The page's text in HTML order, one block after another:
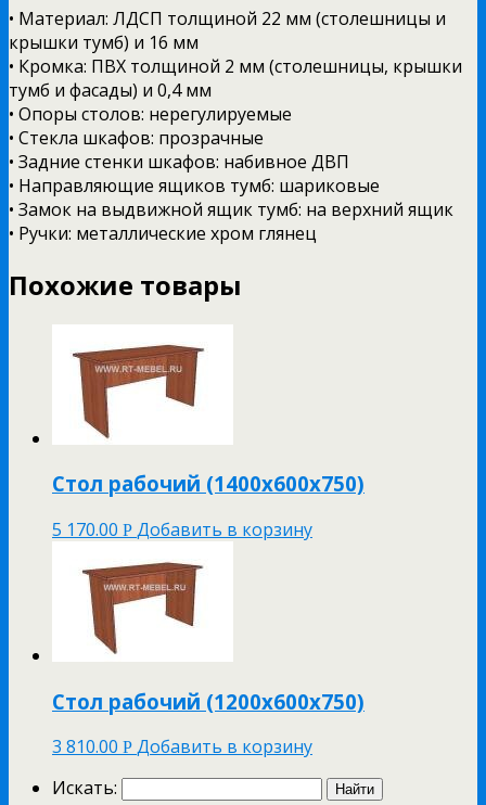
• Материал: ЛДСП толщиной 22 мм (столешницы и
крышки тумб) и 16 мм
• Кромка: ПВХ толщиной 2 мм (столешницы, крышки
тумб и фасады) и 0,4 мм
• Опоры столов: нерегулируемые
• Стекла шкафов: прозрачные
• Задние стенки шкафов: набивное ДВП
• Направляющие ящиков тумб: шариковые
• Замок на выдвижной ящик тумб: на верхний ящик
• Ручки: металлические хром глянец
Похожие товары
Стол рабочий (1400х600х750)
5 170.00 Р Добавить в корзину
Стол рабочий (1200х600х750)
3 810.00 Р Добавить в корзину
Искать: